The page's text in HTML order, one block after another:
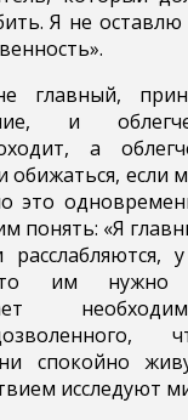
Я не оставлю
главный,
и
а
обижаться, если
это
понять: «Я
им нужно
спокойно
исследуют